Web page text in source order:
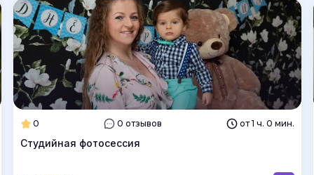
0 0 отзывов от 1 ч. 0 мин.
Студийная фотосессия